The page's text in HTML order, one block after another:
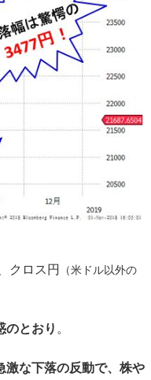
クロス円
（米ドル以外の
のとおり 。
激な下落の反動で、株や